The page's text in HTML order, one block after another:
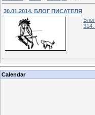
30.01.2014. БЛОГ ПИСАТЕЛЯ
Calendar